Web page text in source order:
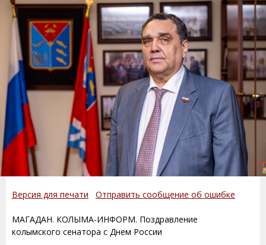
Версия для печати Отправить сообщение об ошибке
МАГАДАН. КОЛЫМА-ИНФОРМ. Поздравление
колымского сенатора с Днем России